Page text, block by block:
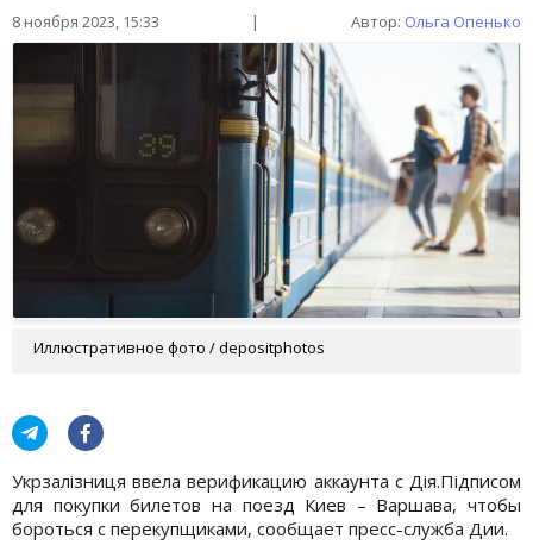
8 ноября 2023, 15:33 | Автор: Ольга Опенько
Иллюстративное фото / depositphotos
Укрзалізниця ввела верификацию аккаунта с Дія.Підписом
для покупки билетов на поезд Киев – Варшава, чтобы
бороться с перекупщиками, сообщает пресс-служба Дии.